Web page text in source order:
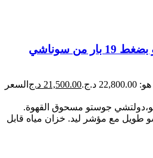
من سوناشي
د.ج. 21,500.00 د.ج السعر
جوستو مسحوق القهوة.
طويل مع مؤشر ليد. خزان مياه قابل